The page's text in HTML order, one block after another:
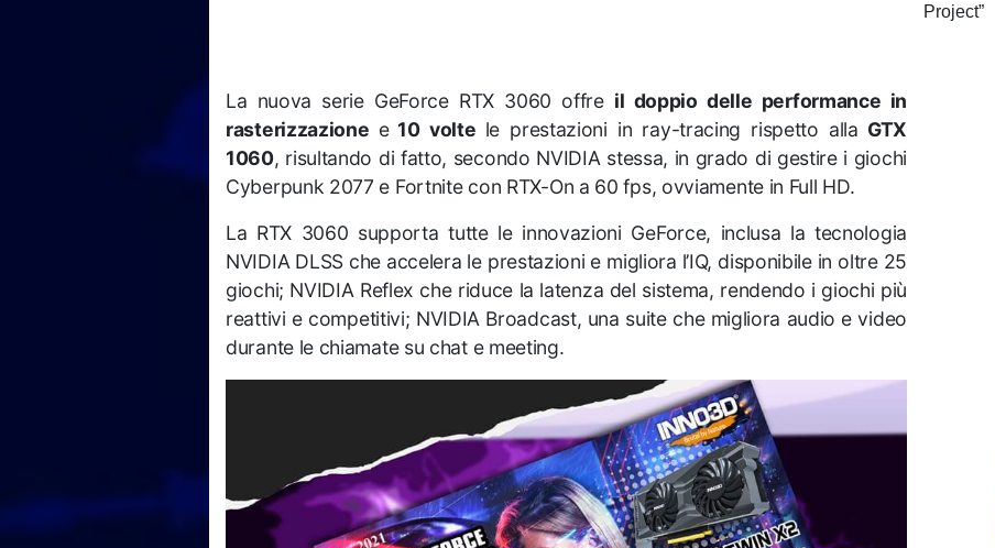
La nuova serie GeForce RTX 3060 offre il doppio delle performance in
rasterizzazione e10 volte le prestazioni in ray-tracing rispetto alla GTX
1060, risultando di fatto, secondo NVIDIA stessa, in grado di gestire i giochi
Cyberpunk 2077 e Fortnite con RTX-On a 60 fps, ovviamente in Full HD.
La RTX 3060 supporta tutte le innovazioni GeForce, inclusa la tecnologia
NVIDIA DLSS che accelera le prestazioni e migliora l’IQ, disponibile in oltre 25
giochi; NVIDIA Reflex che riduce la latenza del sistema, rendendo i giochi più
reattivi e competitivi; NVIDIA Broadcast, una suite che migliora audio e video
durante le chiamate su chat e meeting.
Project”